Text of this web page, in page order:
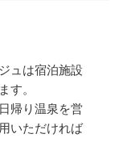
ュは宿泊施設
す。
帰り温泉を営
いただければ